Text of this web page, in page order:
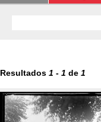
Resultados 1 - 1 de 1